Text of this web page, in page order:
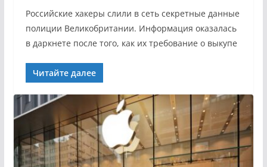
Российские хакеры слили в сеть секретные данные
полиции Великобритании. Информация оказалась
в даркнете после того, как их требование о выкупе
Читайте далее